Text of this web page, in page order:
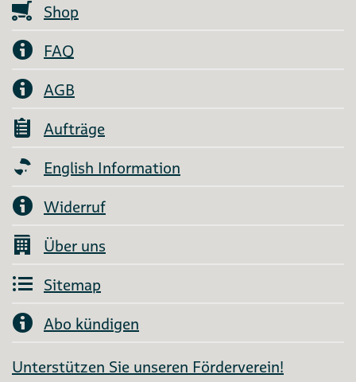
Shop
FAQ
AGB
Aufträge
English Information
Widerruf
Über uns
Sitemap
Abo kündigen
Unterstützen Sie unseren Förderverein!